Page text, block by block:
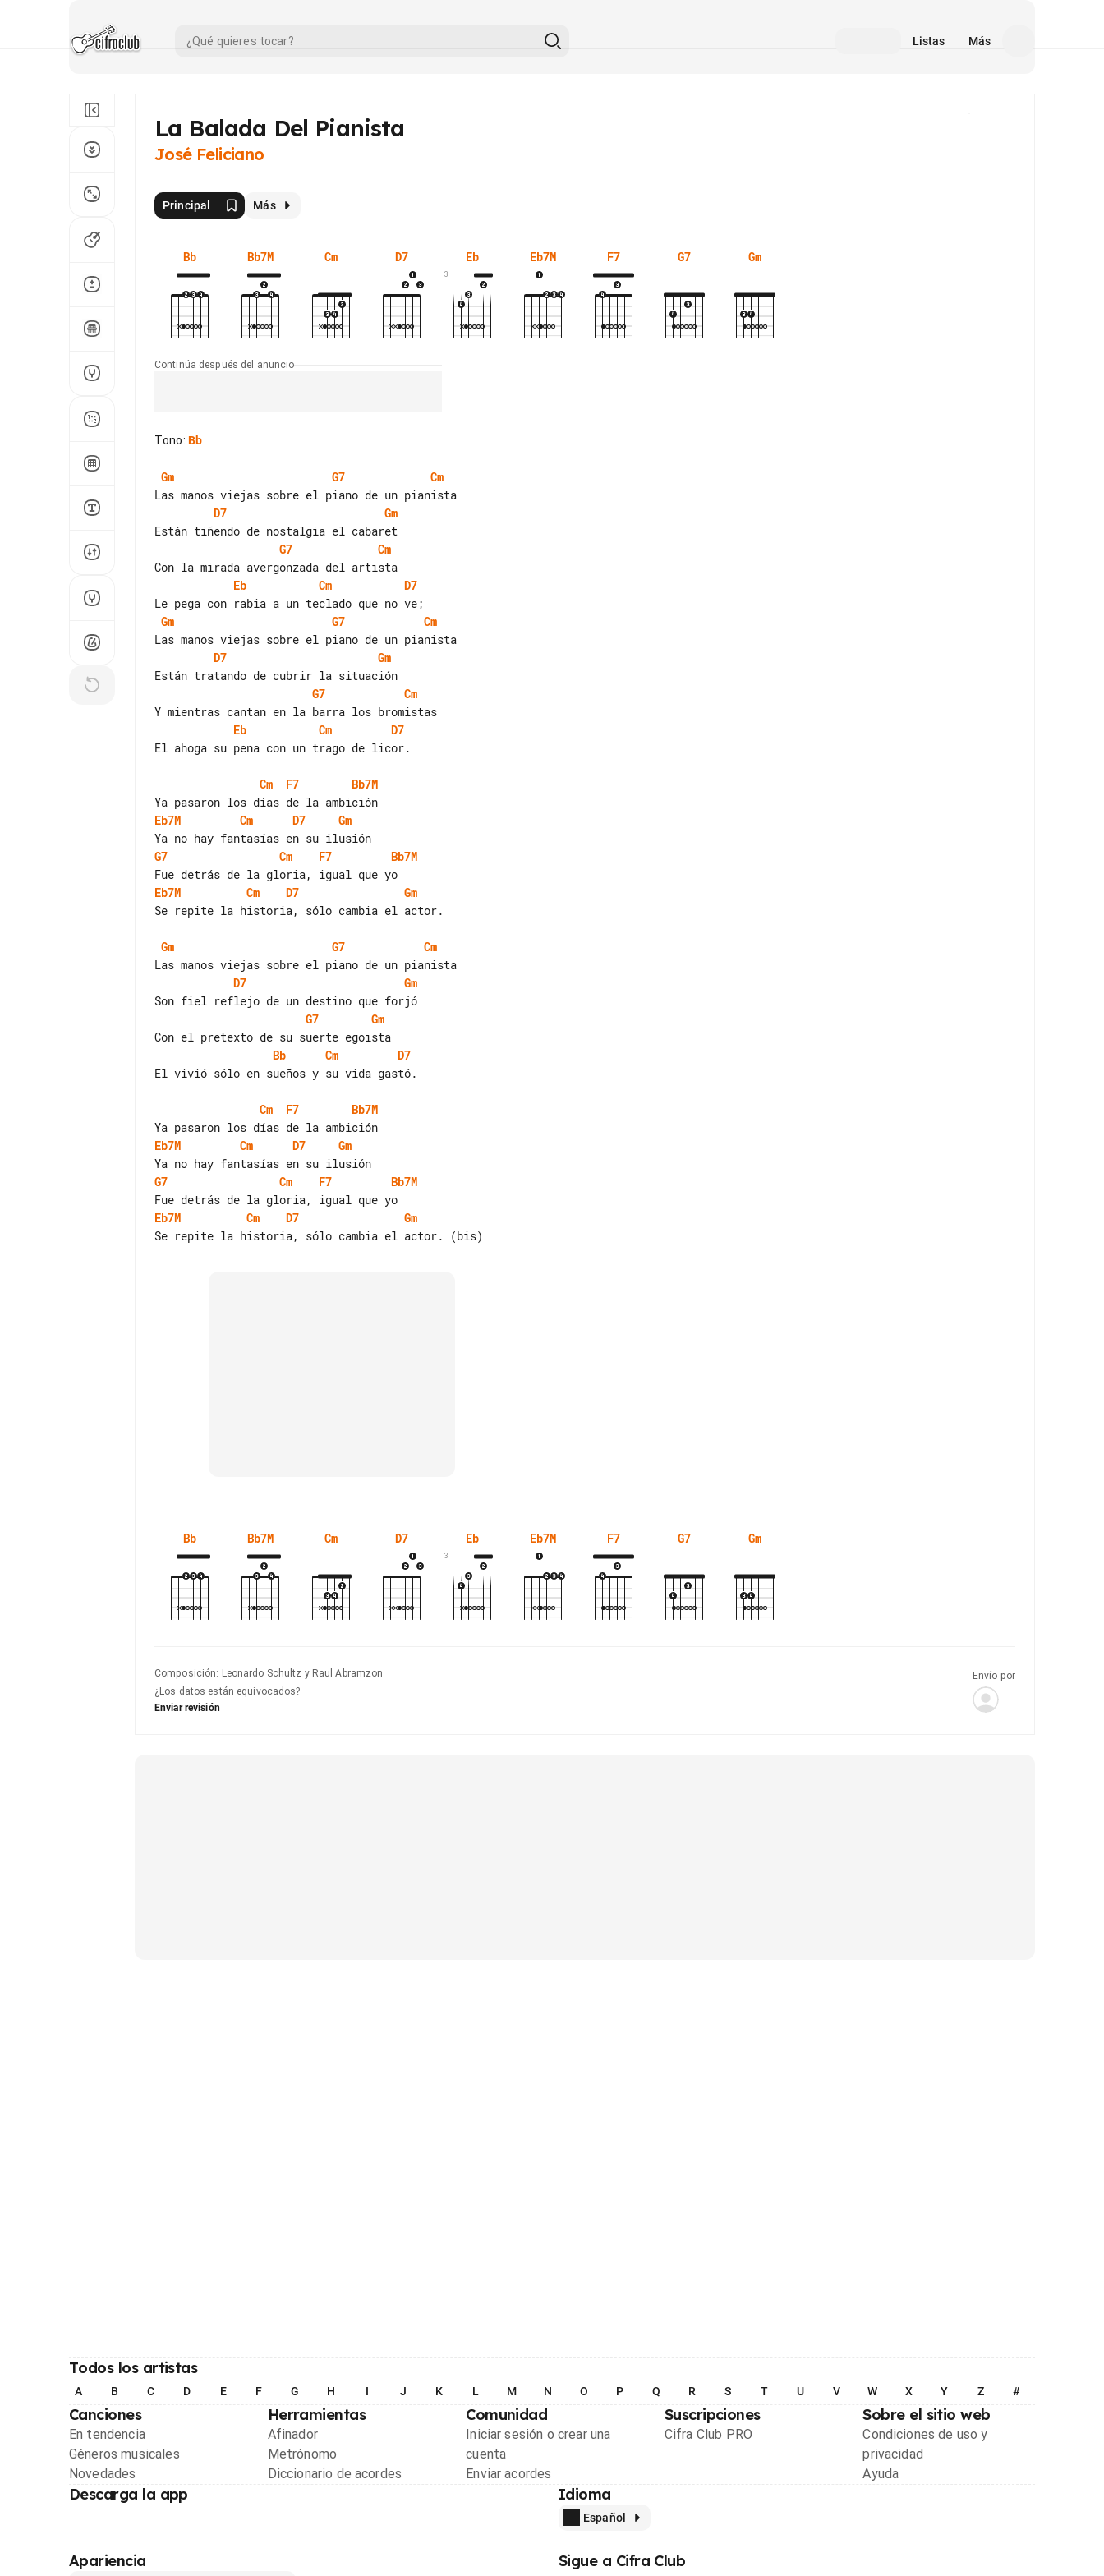
Listas Más
La Balada Del Pianista
José Feliciano
Principal Más
Bb Bb7M Cm D7 Eb
3
Eb7M F7 G7 Gm
Continúa después del anuncio
Tono: Bb
Gm G7
Cm
D7
Gm
G7
Cm
Eb
Cm
D7
Gm
G7
Cm
D7
Gm
G7
Cm
Eb
Cm
D7
El ahoga su pena con un trago de licor.
Cm F7
Bb7M
Eb7M
Cm D7
Gm
G7
Cm F7
Bb7M
Eb7M
Cm D7
Gm
Se repite la historia, sólo cambia el actor.
Gm G7
Cm
D7
Gm
G7
Gm
Bb
Cm
D7
El vivió sólo en sueños y su vida gastó.
Cm F7
Bb7M
Eb7M
Cm D7
Gm
G7
Cm F7
Bb7M
Eb7M
Cm D7
Gm
Bb Bb7M Cm D7 Eb
3
Eb7M F7 G7 Gm
Composición: Leonardo Schultz y Raul Abramzon
¿Los datos están equivocados?
Enviar revisión
Envío por
Todos los artistas
A B C D E F G H I J K L M N O P Q R S T U V W X Y Z #
Canciones
En tendencia
Géneros musicales
Novedades
Herramientas
Afinador
Metrónomo
Diccionario de acordes
Comunidad
Iniciar sesión o crear una
cuenta
Enviar acordes
Suscripciones
Cifra Club PRO
Sobre el sitio web
Condiciones de uso y
privacidad
Ayuda
Descarga la app Idioma
Español
Apariencia Sigue a Cifra Club